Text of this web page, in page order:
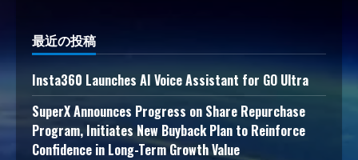
最近の投稿
Insta360 Launches AI Voice Assistant for GO Ultra
SuperX Announces Progress on Share Repurchase
Program, Initiates New Buyback Plan to Reinforce
Confidence in Long-Term Growth Value